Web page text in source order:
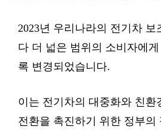
2023년 우리나라의 전기차 보
다 더 넓은 범위의 소비자에
록 변경되었습니다.
이는 전기차의 대중화와 친환
전환을 촉진하기 위한 정부의